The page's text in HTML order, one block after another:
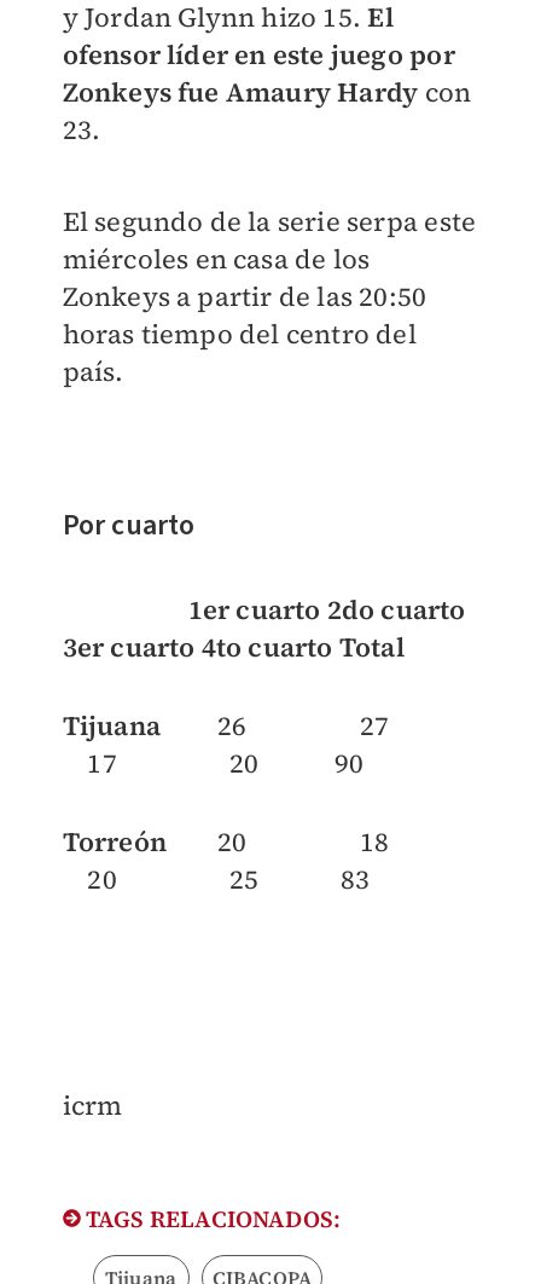
y Jordan Glynn hizo 15.El
ofensor líder en este juego por
Zonkeys fue Amaury Hardy con
23.
El segundo de la serie serpa este
miércoles en casa de los
Zonkeys a partir de las 20:50
horas tiempo del centro del
país.
Por cuarto
1er cuarto 2do cuarto
3er cuarto 4to cuarto Total
Tijuana
26 27
17 20 90
Torreón
20 18
20 25 83
icrm
TAGS RELACIONADOS:
Tijuana CIBACOPA